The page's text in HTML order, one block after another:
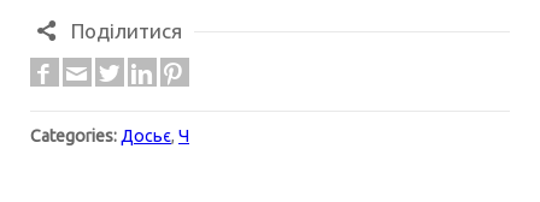
Поділитися
Categories: Досьє, Ч